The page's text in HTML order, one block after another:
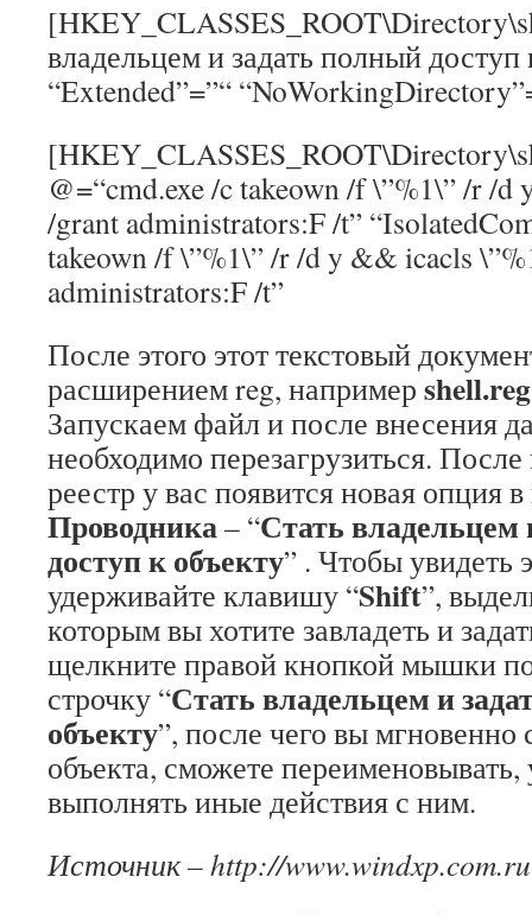
владельцем и задать полный доступ
“Extended”=”“
@=“cmd.exe /c takeown /f \”%1\” /r /
/grant administrators:F /t”
takeown /f \”%1\” /r /d y && icacls
administrators:F /t”
После этого этот текстовый
расширением reg, например shell.reg
Запускаем файл и после внесения
необходимо перезагрузиться.
реестр у вас появится новая опция
Проводника– “Стать владельцем
доступ к объекту” . Чтобы увидеть
удерживайте клавишу “Shift”,
которым вы хотите завладеть и
щелкните правой кнопкой мышки
строчку “Стать владельцем и
объекту”, после чего вы мгновенно
объекта, сможете переименовывать,
выполнять иные действия с ним.
Источник – http://www.windxp.com.ru